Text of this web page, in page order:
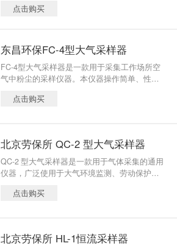
点击购买
东昌环保FC-4型大气采样器
FC-4型大气采样器是一款用于采集工作场所空
气中粉尘的采样仪器。本仪器操作简单、性能
水平居前。仪器满足GBZ/T192.1对粉尘采样的
点击购买
北京劳保所 QC-2 型大气采样器
QC-2 型大气采样器是一款用于气体采集的通用
仪器，广泛使用于大气环境监测、劳动保护、
单、便于携带，是目前国内小型携带式大气采
点击购买
北京劳保所 HL-1恒流采样器